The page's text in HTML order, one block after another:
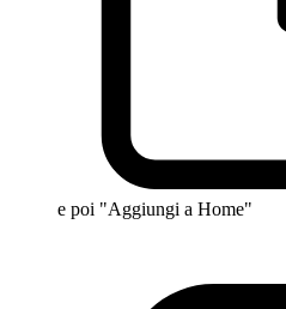
e poi "Aggiungi a Home"